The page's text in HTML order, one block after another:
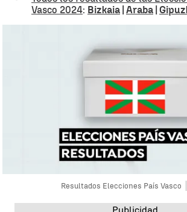
Vasco 2024: Bizkaia Araba
Resultados Elecciones País Vasco